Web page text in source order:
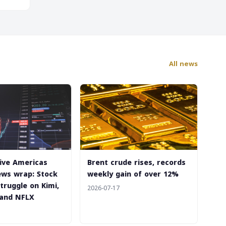
All news
Americas
wrap: Stock
on Kimi,
NFLX
‎Brent crude rises, records
weekly gain of over 12%
2026-07-17